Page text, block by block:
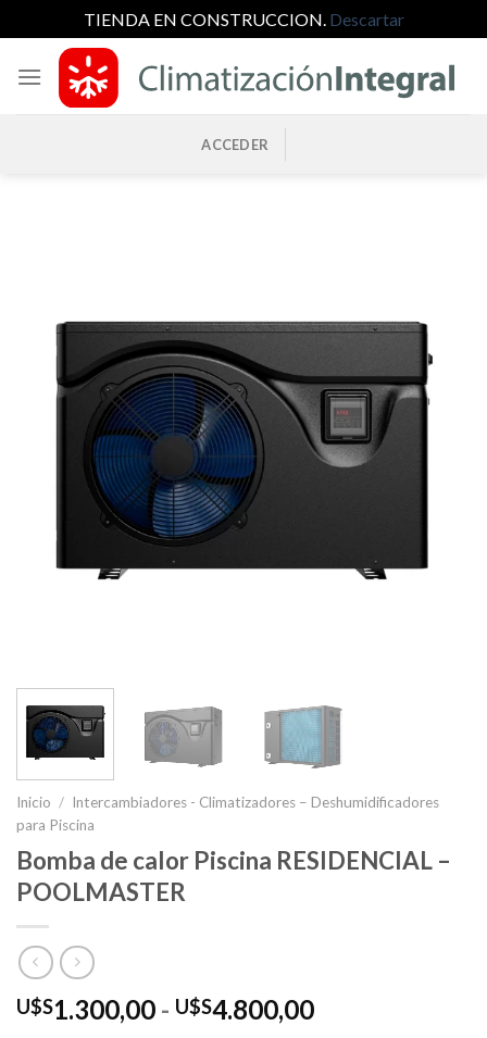
TIENDA EN CONSTRUCCION. Descartar
contenido
ACCEDER
Inicio / Intercambiadores - Climatizadores – Deshumidificadores
para Piscina
Bomba de calor Piscina RESIDENCIAL –
POOLMASTER
U$S1.300,00 - U$S4.800,00Rango